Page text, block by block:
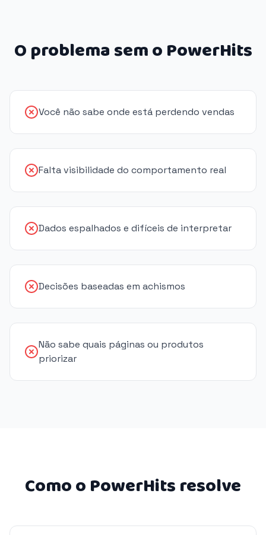
O problema sem o PowerHits
Você não sabe onde está perdendo vendas
Falta visibilidade do comportamento real
Dados espalhados e difíceis de interpretar
Decisões baseadas em achismos
Não sabe quais páginas ou produtos
priorizar
Como o PowerHits resolve